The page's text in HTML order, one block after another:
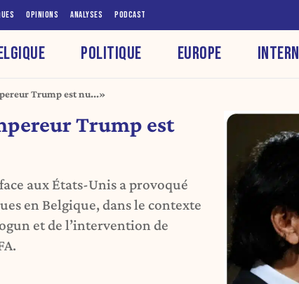
OPINIONS ANALYSES PODCAST
POLITIQUE EUROPE
Trump est nu...»
Trump est
aux États-Unis a provoqué
en Belgique, dans le contexte
et de l’intervention de